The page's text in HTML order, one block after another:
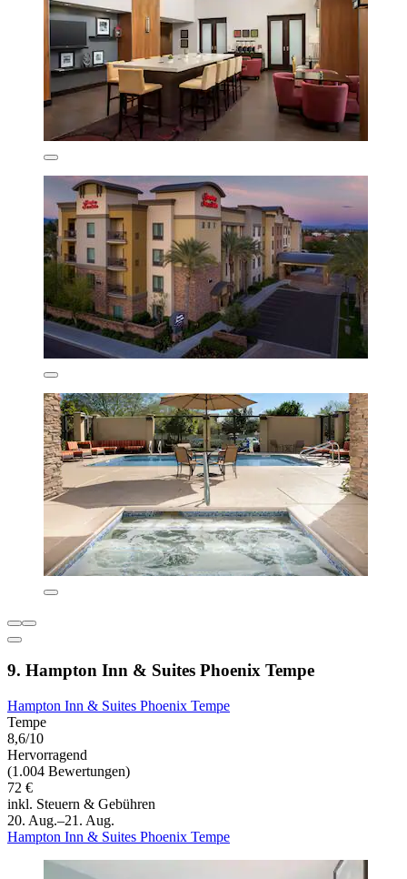
9. Hampton Inn & Suites Phoenix Tempe
Hampton Inn & Suites Phoenix Tempe
Tempe
8,6/10
Hervorragend
(1.004 Bewertungen)
72 €
inkl. Steuern & Gebühren
20. Aug.–21. Aug.
Hampton Inn & Suites Phoenix Tempe